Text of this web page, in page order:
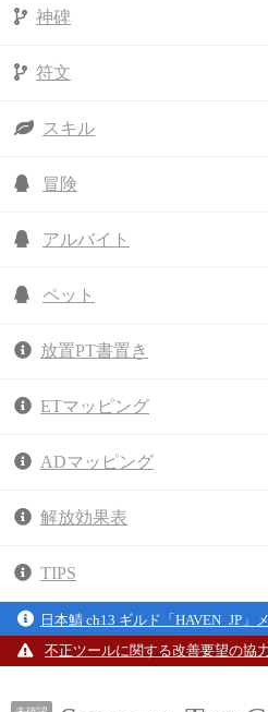
神碑
符文
スキル
冒険
アルバイト
ペット
放置PT書置き
ETマッピング
ADマッピング
解放効果表
TIPS
日本鯖 ch13 ギルド「HAVEN_JP」
不正ツールに関する改善要望の協